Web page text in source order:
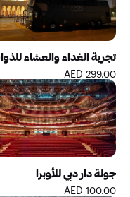
299.00 AED
جولة دار دبي للأوبرا
100.00 AED